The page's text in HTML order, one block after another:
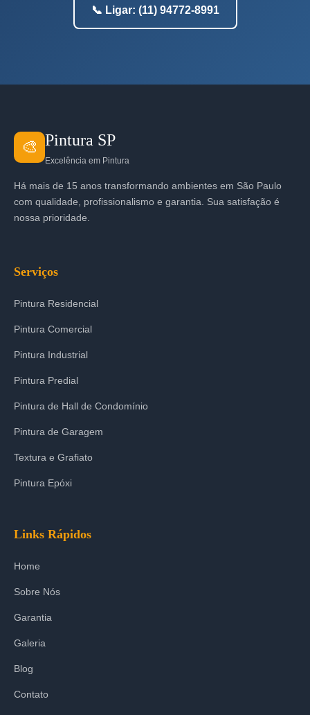
📞 Ligar: (11) 94772-8991
🎨 Pintura SP
Excelência em Pintura
Há mais de 15 anos transformando ambientes em São Paulo
com qualidade, profissionalismo e garantia. Sua satisfação é
nossa prioridade.
Serviços
Pintura Residencial
Pintura Comercial
Pintura Industrial
Pintura Predial
Pintura de Hall de Condomínio
Pintura de Garagem
Textura e Grafiato
Pintura Epóxi
Links Rápidos
Home
Sobre Nós
Garantia
Galeria
Blog
Contato